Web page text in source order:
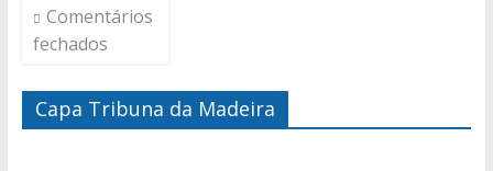
Comentários
fechados
Capa Tribuna da Madeira